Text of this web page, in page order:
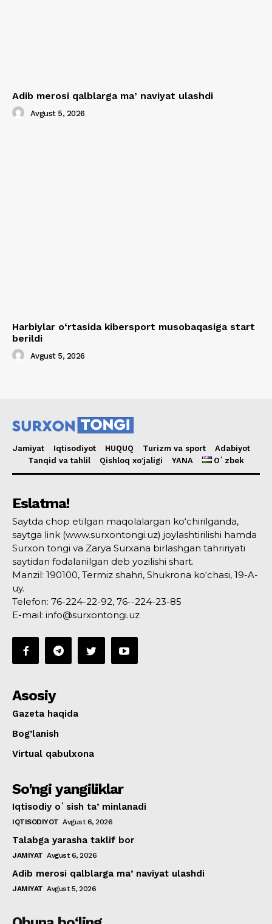
Adib merosi qalblarga maʼnaviyat ulashdi
Avgust 5, 2026
Harbiylar o‘rtasida kibersport musobaqasiga start
berildi
Avgust 5, 2026
Jamiyat Iqtisodiyot HUQUQ Turizm va sport
Adabiyot
Tanqid va tahlil
Qishloq xo’jaligi YANA Oʻzbek
Eslatma!
Saytda chop etilgan maqolalargan ko‘chirilganda,
saytga link (www.surxontongi.uz) joylashtirilishi hamda
Surxon tongi va Zarya Surxana birlashgan tahririyati
saytidan fodalanilgan deb yozilishi shart.
Manzil: 190100, Termiz shahri, Shukrona ko‘chasi, 19-A-
uy.
Telefon: 76-224-22-92, 76--224-23-85
E-mail: info@surxontongi.uz
Asosiy
Gazeta haqida
Bog’lanish
Virtual qabulxona
So'ngi yangiliklar
Iqtisodiy oʻsish taʼminlanadi
IQTISODIYOT Avgust 6, 2026
Talabga yarasha taklif bor
JAMIYAT Avgust 6, 2026
Adib merosi qalblarga maʼnaviyat ulashdi
JAMIYAT Avgust 5, 2026